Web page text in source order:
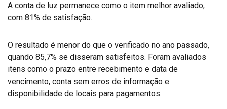
A conta de luz permanece como o item melhor avaliado,
com 81% de satisfação.
O resultado é menor do que o verificado no ano passado,
quando 85,7% se disseram satisfeitos. Foram avaliados
itens como o prazo entre recebimento e data de
vencimento, conta sem erros de informação e
disponibilidade de locais para pagamentos.